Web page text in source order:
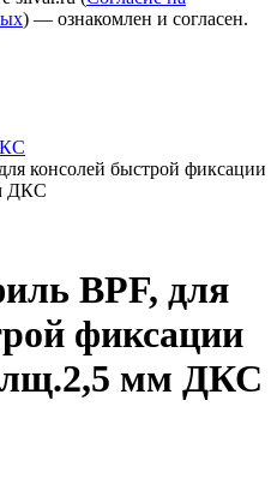
) — ознакомлен и согласен.
консолей быстрой фиксации
ДКС
BPF, для
фиксации
мм ДКС